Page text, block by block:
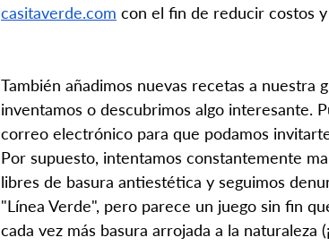
casitaverde.com con el fin de reducir costos
También añadimos nuevas recetas a nuestra
inventamos o descubrimos algo interesante.
correo electrónico para que podamos
Por supuesto, intentamos constantemente
libres de basura antiestética y seguimos
"Línea Verde", pero parece un juego sin fin
cada vez más basura arrojada a la naturaleza